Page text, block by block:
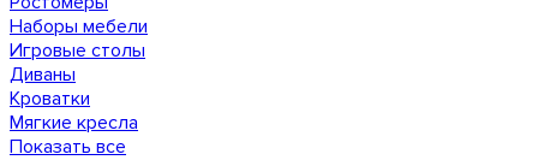
Наборы мебели
Игровые столы
Диваны
Кроватки
Мягкие кресла
Показать все